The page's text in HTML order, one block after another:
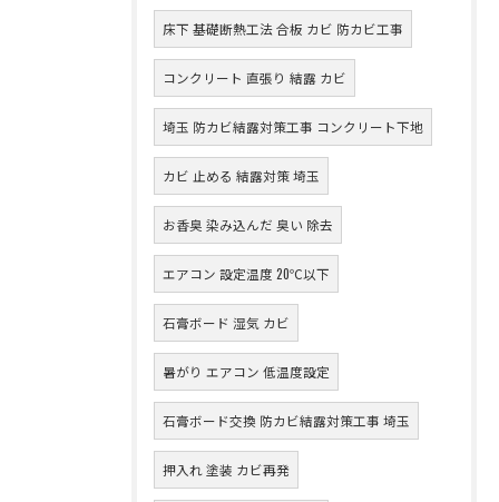
床下 基礎断熱工法 合板 カビ 防カビ工事
コンクリート 直張り 結露 カビ
埼玉 防カビ結露対策工事 コンクリート下地
カビ 止める 結露対策 埼玉
お香臭 染み込んだ 臭い 除去
エアコン 設定温度 20℃以下
石膏ボード 湿気 カビ
暑がり エアコン 低温度設定
石膏ボード交換 防カビ結露対策工事 埼玉
押入れ 塗装 カビ再発